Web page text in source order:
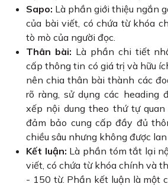
Sapo: Là phần giới thiệu ngắn
của bài viết, có chứa từ khóa
tò mò của người đọc.
Thân bài: Là phần chi tiết
cấp thông tin có giá trị và hữu
nên chia thân bài thành các
rõ ràng, sử dụng các heading
xếp nội dung theo thứ tự quan
đảm bảo cung cấp đầy đủ
chiều sâu nhưng không được
Kết luận: Là phần tóm tắt lại
viết, có chứa từ khóa chính và
- 150 từ. Phần kết luận là một